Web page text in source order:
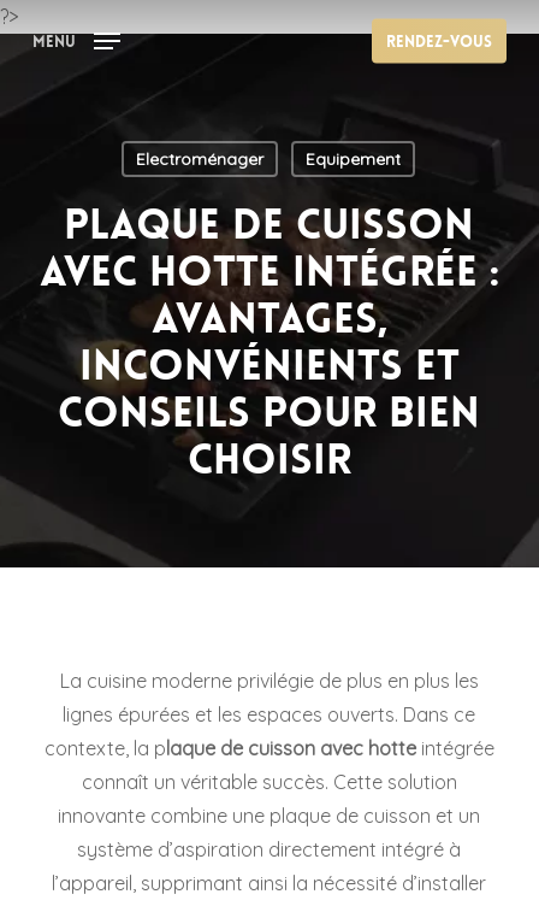
?>
Skip
content
Rendez-vous
Menu
Electroménager Equipement
Plaque de cuisson
avec hotte intégrée :
avantages,
inconvénients et
conseils pour bien
choisir
La cuisine moderne privilégie de plus en plus les
lignes épurées et les espaces ouverts. Dans ce
contexte, la plaque de cuisson avec hotteintégrée
connaît un véritable succès. Cette solution
innovante combine une plaque de cuisson et un
système d’aspiration directement intégré à
l’appareil, supprimant ainsi la nécessité d’installer